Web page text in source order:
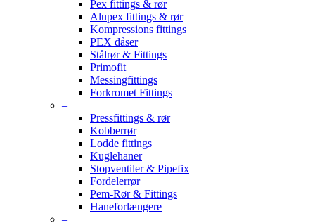
Pex fittings & rør
Alupex fittings & rør
Kompressions fittings
PEX dåser
Stålrør & Fittings
Primofit
Messingfittings
Forkromet Fittings
–
Pressfittings & rør
Kobberrør
Lodde fittings
Kuglehaner
Stopventiler & Pipefix
Fordelerrør
Pem-Rør & Fittings
Haneforlængere
–